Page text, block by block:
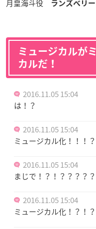
月皇海斗役 ランズベリ
ミュージカルが
カルだ！
2016.11.05 15:04
は！？
2016.11.05 15:04
ミュージカル化！！！
2016.11.05 15:04
まじで！？！？？？？？
2016.11.05 15:04
ミュージカル化！？！